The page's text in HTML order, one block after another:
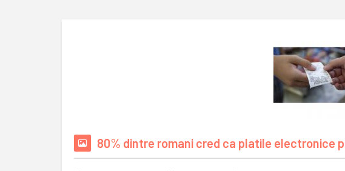
80% dintre romani cred ca platile electronice